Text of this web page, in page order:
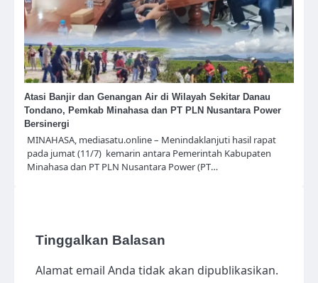
Atasi Banjir dan Genangan Air di Wilayah Sekitar Danau
Tondano, Pemkab Minahasa dan PT PLN Nusantara Power
Bersinergi
MINAHASA, mediasatu.online – Menindaklanjuti hasil rapat
pada jumat (11/7) kemarin antara Pemerintah Kabupaten
Minahasa dan PT PLN Nusantara Power (PT…
Tinggalkan Balasan
Alamat email Anda tidak akan dipublikasikan.